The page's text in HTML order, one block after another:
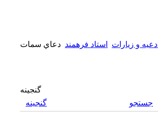
ادعیه و زیارات استاد فرهمند دعاي سمات
گنجینه
گنجینه
جستجو